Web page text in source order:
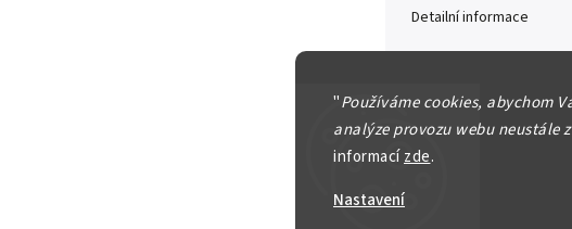
"Používáme cookies, abychom
analýze provozu webu neustále
informacízde.
Nastavení
Detailní informace
Zeptat se Hlídat